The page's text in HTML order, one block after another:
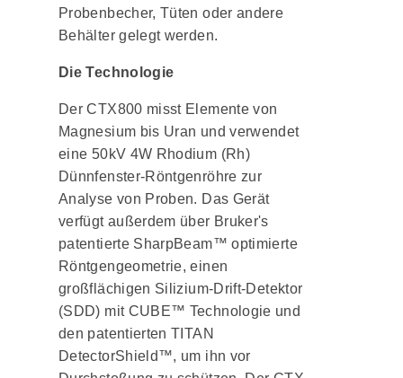
Probenbecher, Tüten oder andere
Behälter gelegt werden.
Die Technologie
Der CTX800 misst Elemente von
Magnesium bis Uran und verwendet
eine 50kV 4W Rhodium (Rh)
Dünnfenster-Röntgenröhre zur
Analyse von Proben. Das Gerät
verfügt außerdem über Bruker's
patentierte SharpBeam™ optimierte
Röntgengeometrie, einen
großflächigen Silizium-Drift-Detektor
(SDD) mit CUBE™ Technologie und
den patentierten TITAN
DetectorShield™, um ihn vor